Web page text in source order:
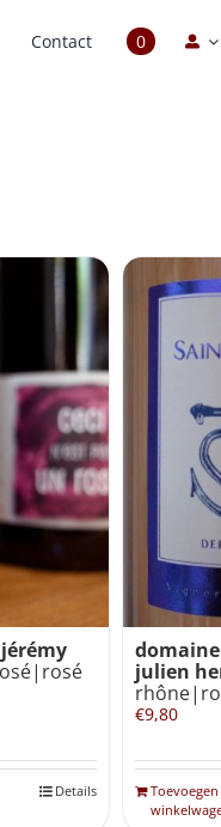
Contact 0
Details
julien
€9,80
Toevoegen